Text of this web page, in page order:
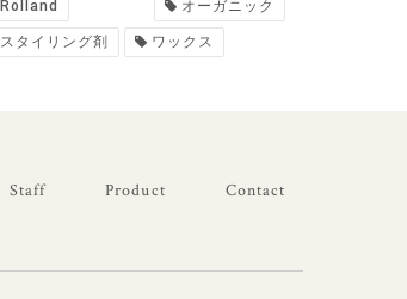
Rolland オーガニック
スタイリング剤 ワックス
Staff Product Contact